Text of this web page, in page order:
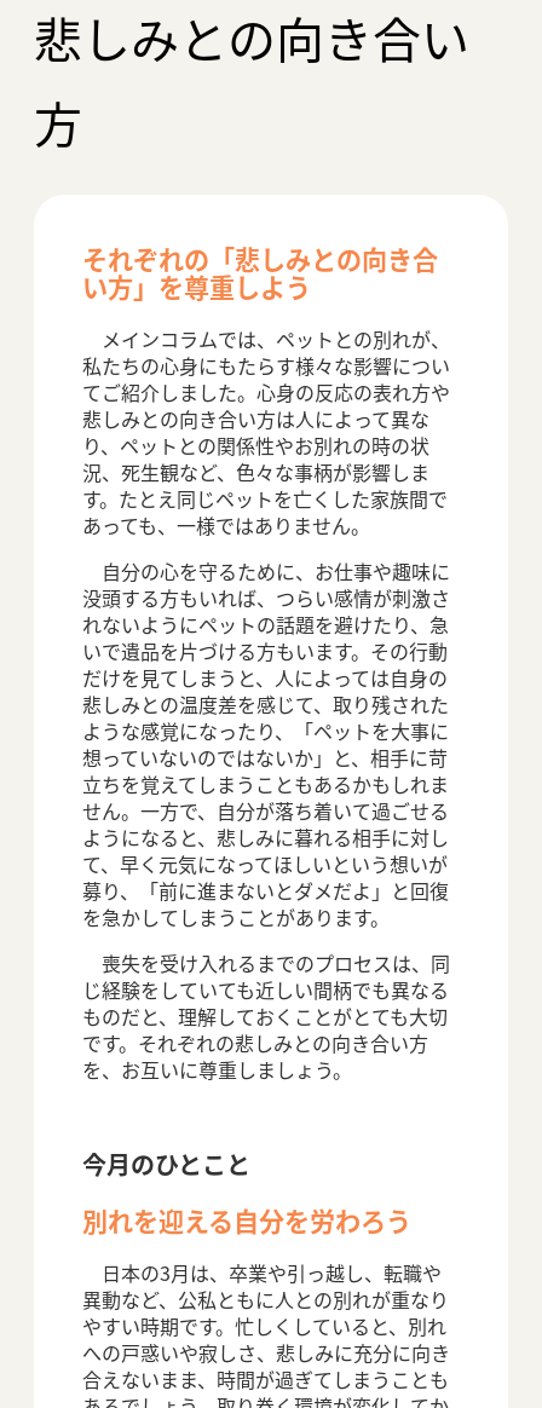
悲しみとの向き合い
方
それぞれの「悲しみとの向き合
い方」を尊重しよう
メインコラムでは、ペットとの別れが、
私たちの心身にもたらす様々な影響につい
てご紹介しました。心身の反応の表れ方や
悲しみとの向き合い方は人によって異な
り、ペットとの関係性やお別れの時の状
況、死生観など、色々な事柄が影響しま
す。たとえ同じペットを亡くした家族間で
あっても、一様ではありません。
自分の心を守るために、お仕事や趣味に
没頭する方もいれば、つらい感情が刺激さ
れないようにペットの話題を避けたり、急
いで遺品を片づける方もいます。その行動
だけを見てしまうと、人によっては自身の
悲しみとの温度差を感じて、取り残された
ような感覚になったり、「ペットを大事に
想っていないのではないか」と、相手に苛
立ちを覚えてしまうこともあるかもしれま
せん。一方で、自分が落ち着いて過ごせる
ようになると、悲しみに暮れる相手に対し
て、早く元気になってほしいという想いが
募り、「前に進まないとダメだよ」と回復
を急かしてしまうことがあります。
喪失を受け入れるまでのプロセスは、同
じ経験をしていても近しい間柄でも異なる
ものだと、理解しておくことがとても大切
です。それぞれの悲しみとの向き合い方
を、お互いに尊重しましょう。
今月のひとこと
別れを迎える自分を労わろう
日本の3月は、卒業や引っ越し、転職や
異動など、公私ともに人との別れが重なり
やすい時期です。忙しくしていると、別れ
への戸惑いや寂しさ、悲しみに充分に向き
合えないまま、時間が過ぎてしまうことも